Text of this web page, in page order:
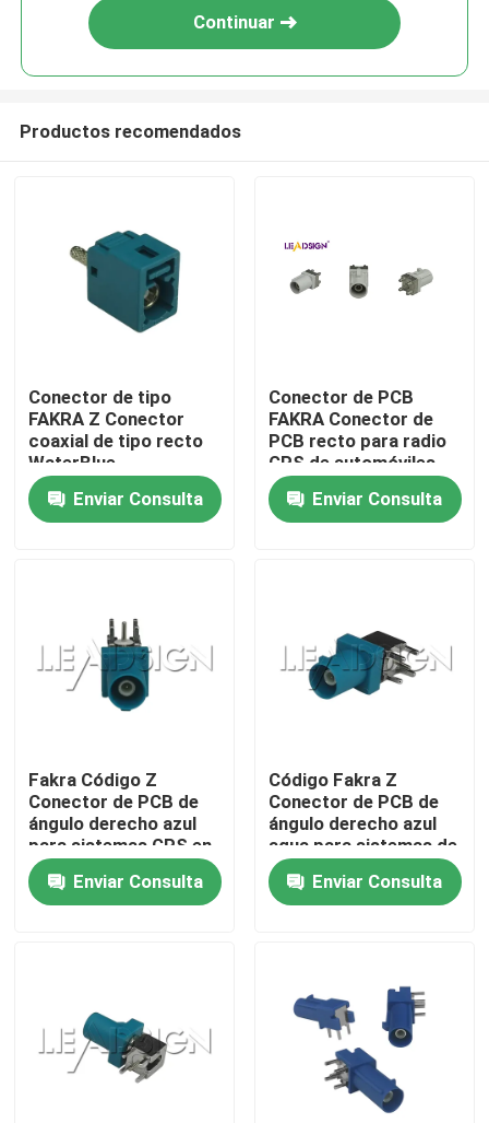
Hogar
Sobre nosotros
Control de calidad
Contáctenos
Conector de FAKRA HSD
Continuar
Productos recomendados
Conector de tipo
FAKRA Z Conector
coaxial de tipo recto
WaterBlue
Enviar Consulta
Conector de PCB
FAKRA Conector de
PCB recto para radio
GPS de automóviles
Enviar Consulta
Fakra Código Z
Conector de PCB de
ángulo derecho azul
para sistemas GPS en
el vehículo
Enviar Consulta
Código Fakra Z
Conector de PCB de
ángulo derecho azul
agua para sistemas de
infoentretenimiento
Enviar Consulta